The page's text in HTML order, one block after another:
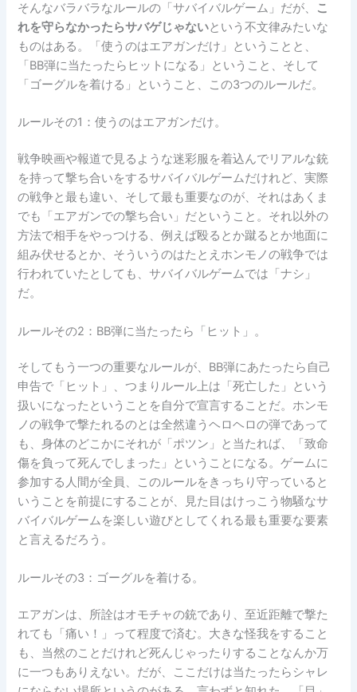
そんなバラバラなルールの「サバイバルゲーム」だが、 こ
れを守らなかったらサバゲじゃないという不文律みたいな
ものはある。「使うのはエアガンだけ」ということと、
「BB弾に当たったらヒットになる」ということ、そして
「ゴーグルを着ける」ということ、この3つのルールだ。
ルールその1：使うのはエアガンだけ。
戦争映画や報道で見るような迷彩服を着込んでリアルな銃
を持って撃ち合いをするサバイバルゲームだけれど、実際
の戦争と最も違い、そして最も重要なのが、それはあくま
でも「エアガンでの撃ち合い」だということ。それ以外の
方法で相手をやっつける、例えば殴るとか蹴るとか地面に
組み伏せるとか、そういうのはたとえホンモノの戦争では
行われていたとしても、サバイバルゲームでは「ナシ」
だ。
ルールその2：BB弾に当たったら「ヒット」。
そしてもう一つの重要なルールが、BB弾にあたったら自己
申告で「ヒット」、つまりルール上は「死亡した」という
扱いになったということを自分で宣言することだ。ホンモ
ノの戦争で撃たれるのとは全然違うヘロヘロの弾であって
も、身体のどこかにそれが「ポツン」と当たれば、「致命
傷を負って死んでしまった」ということになる。ゲームに
参加する人間が全員、このルールをきっちり守っていると
いうことを前提にすることが、見た目はけっこう物騒なサ
バイバルゲームを楽しい遊びとしてくれる最も重要な要素
と言えるだろう。
ルールその3：ゴーグルを着ける。
エアガンは、所詮はオモチャの銃であり、至近距離で撃た
れても「痛い！」って程度で済む。大きな怪我をすること
も、当然のことだけれど死んじゃったりすることなんか万
に一つもありえない。だが、ここだけは当たったらシャレ